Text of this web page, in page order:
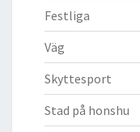
Festliga
Väg
Skyttesport
Stad på honshu